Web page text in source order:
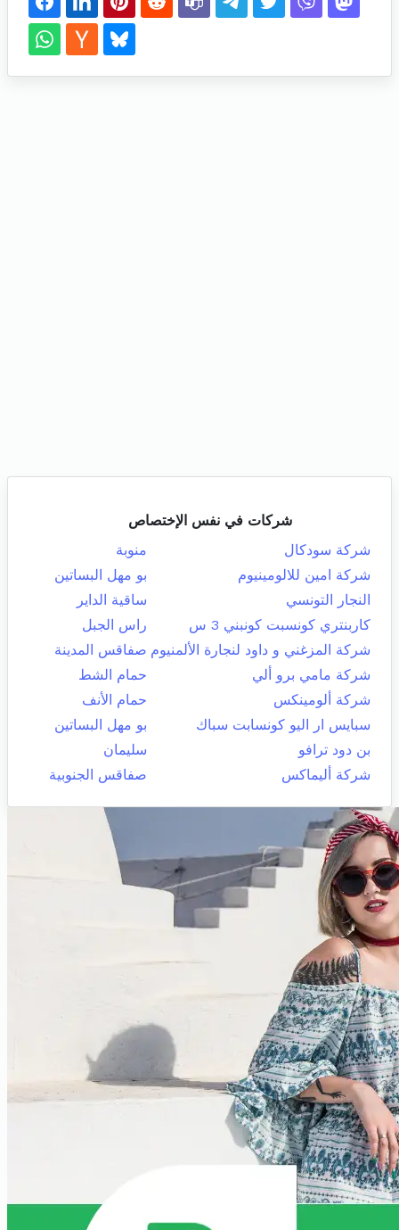
شركات في نفس الإختصاص
شركة سودكال
منوبة
شركة امين للالومينيوم
بو مهل البساتين
النجار التونسي
ساقية الداير
كاربنتري كونسبت كونبني 3 س
راس الجبل
شركة المزغني و داود لنجارة الألمنيوم صفاقس المدينة
شركة مامي برو ألي
حمام الشط
شركة ألومينكس
حمام الأنف
سبايس ار اليو كونسابت سباك
بو مهل البساتين
بن دود ترافو
سليمان
شركة أليماكس
صفاقس الجنوبية